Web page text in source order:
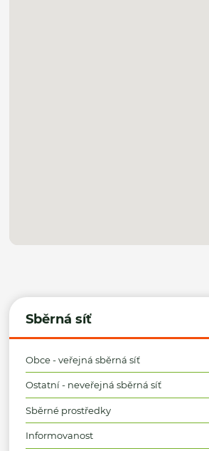
Sběrná síť
Obce - veřejná sběrná síť
Ostatní - neveřejná sběrná síť
Sběrné prostředky
Informovanost